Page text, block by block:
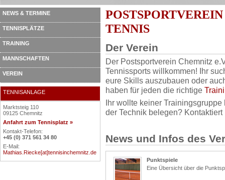
NEWS & TERMINE
TENNISPLÄTZE
TRAINING
MANNSCHAFTEN
VEREIN
TENNISANLAGE
Marktsteig 110
09125 Chemnitz
Anfahrt zum Tennisplatz »
Kontakt-Telefon:
+45 (0) 371 561 34 80
E-Mail:
Mathias.Riecke[at]tennisinchemnitz.de
TENNIS
Der Verein
Der Postsportverein Chemnitz
Tennissports willkommen! Ihr
eure Skills auszubauen oder
haben für jeden die richtige
Ihr wollte keiner
der Technik belegen?
News und Infos des
Punktspiele
Eine Übersicht über die